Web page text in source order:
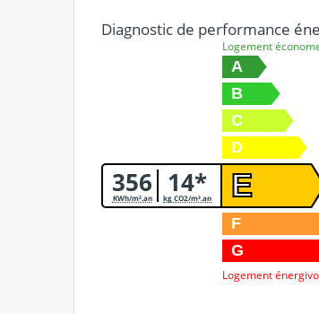
Diagnostic de performance
356
KWh/m².an 14*
kg CO2/m².an
Logement
A
B
C
D
E
F
G
Logement